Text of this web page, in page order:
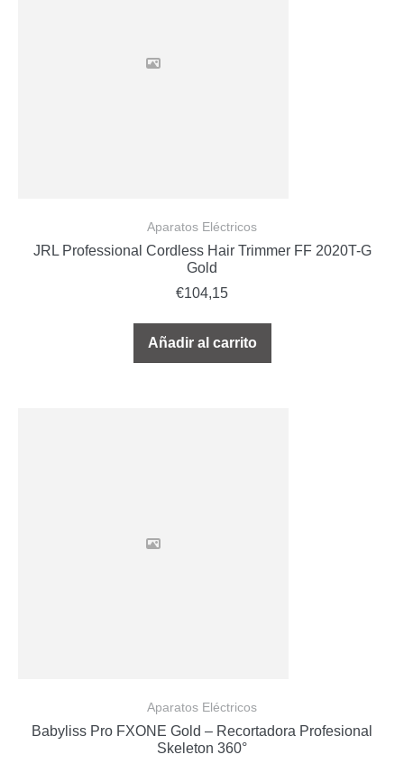
Aparatos Eléctricos
JRL Professional Cordless Hair Trimmer FF 2020T-G
Gold
€104,15
Añadir al carrito
Aparatos Eléctricos
Babyliss Pro FXONE Gold – Recortadora Profesional
Skeleton 360°